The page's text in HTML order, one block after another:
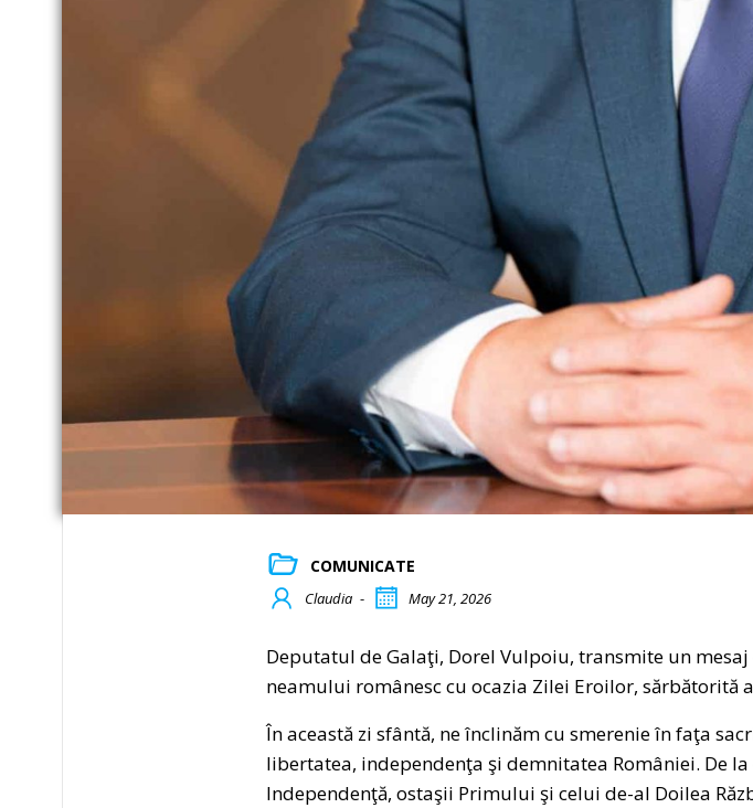
COMUNICATE
Claudia - May 21, 2026
Deputatul de Galaţi, Dorel Vulpoiu, transmite un
neamului românesc cu ocazia Zilei Eroilor, sărbătorită
În această zi sfântă, ne înclinăm cu smerenie în faţa
libertatea, independenţa şi demnitatea României. De
Independenţă, ostaşii Primului şi celui de-al Doilea